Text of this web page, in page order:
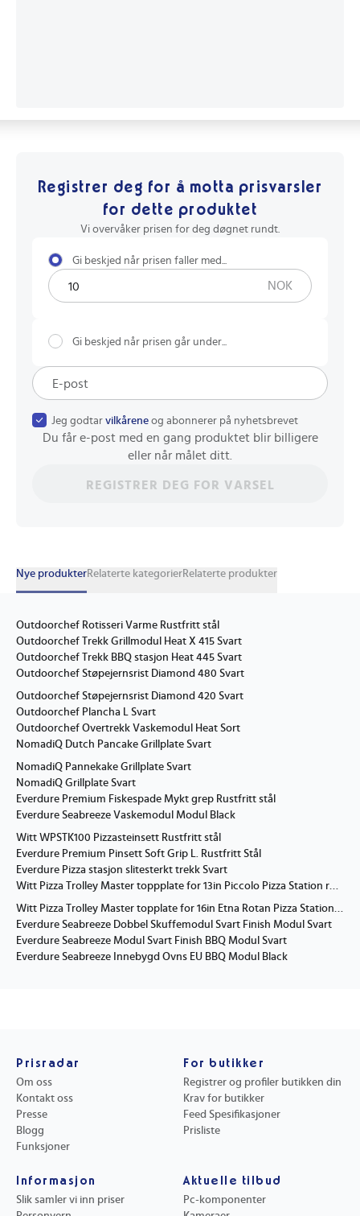
Registrer deg for å motta prisvarsler
for dette produktet
Vi overvåker prisen for deg døgnet rundt.
Gi beskjed når prisen faller med...
NOK
Gi beskjed når prisen går under...
Jeg godtar vilkårene og abonnerer på nyhetsbrevet
Du får e-post med en gang produktet blir billigere
eller når målet ditt.
REGISTRER DEG FOR VARSEL
Nye produkterRelaterte kategorierRelaterte produkter
Outdoorchef Rotisseri Varme Rustfritt stål
Outdoorchef Trekk Grillmodul Heat X 415 Svart
Outdoorchef Trekk BBQ stasjon Heat 445 Svart
Outdoorchef Støpejernsrist Diamond 480 Svart
Outdoorchef Støpejernsrist Diamond 420 Svart
Outdoorchef Plancha L Svart
Outdoorchef Overtrekk Vaskemodul Heat Sort
NomadiQ Dutch Pancake Grillplate Svart
NomadiQ Pannekake Grillplate Svart
NomadiQ Grillplate Svart
Everdure Premium Fiskespade Mykt grep Rustfritt stål
Everdure Seabreeze Vaskemodul Modul Black
Witt WPSTK100 Pizzasteinsett Rustfritt stål
Everdure Premium Pinsett Soft Grip L. Rustfritt Stål
Everdure Pizza stasjon slitesterkt trekk Svart
Witt Pizza Trolley Master toppplate for 13in Piccolo Pizza Station rustfritt stål
Witt Pizza Trolley Master topplate for 16in Etna Rotan Pizza Station rustfritt stål
Everdure Seabreeze Dobbel Skuffemodul Svart Finish Modul Svart
Everdure Seabreeze Modul Svart Finish BBQ Modul Svart
Everdure Seabreeze Innebygd Ovns EU BBQ Modul Black
Prisradar
Om oss
Kontakt oss
Presse
Blogg
Funksjoner
For butikker
Registrer og profiler butikken din
Krav for butikker
Feed Spesifikasjoner
Prisliste
Informasjon
Slik samler vi inn priser
Aktuelle tilbud
Pc-komponenter